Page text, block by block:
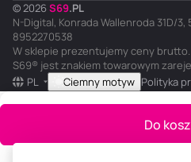
Do
© 2026 S69.PL
N-Digital, Konrada Wallenroda 31D/3,
8952270538
W sklepie prezentujemy ceny brutto.
S69® jest znakiem towarowym
PL
Ciemny motyw Polityka